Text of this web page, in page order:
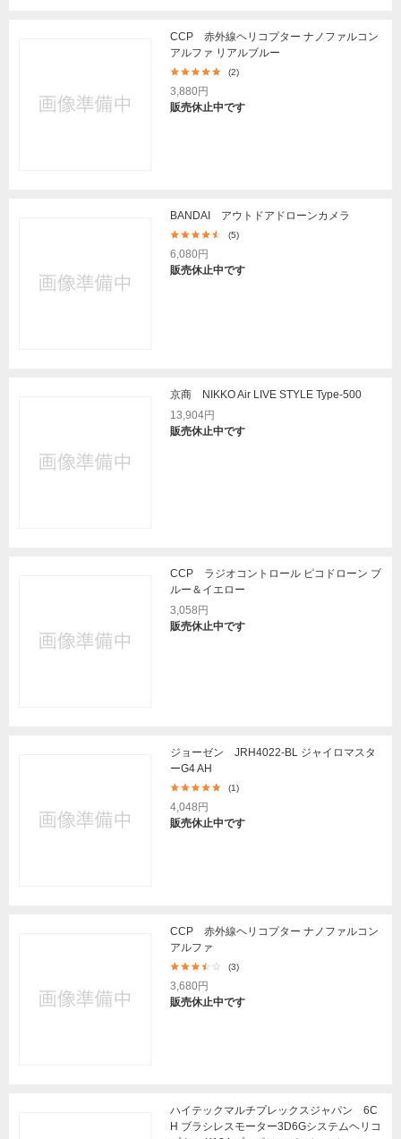
CCP 赤外線ヘリコプター ナノファルコン
アルファ リアルブルー
(2)
3,880円
販売休止中です
BANDAI アウトドアドローンカメラ
(5)
6,080円
販売休止中です
京商 NIKKO Air LIVE STYLE Type-500
13,904円
販売休止中です
CCP ラジオコントロール ピコドローン ブ
ルー＆イエロー
3,058円
販売休止中です
ジョーゼン JRH4022-BL ジャイロマスタ
ーG4 AH
(1)
4,048円
販売休止中です
CCP 赤外線ヘリコプター ナノファルコン
アルファ
(3)
3,680円
販売休止中です
ハイテックマルチプレックスジャパン 6C
H ブラシレスモーター3D6Gシステムヘリコ